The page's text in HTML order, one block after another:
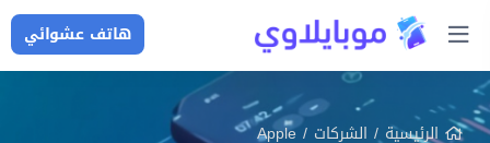
هاتف عشوائي
الرئيسية/ الشركات /
Apple